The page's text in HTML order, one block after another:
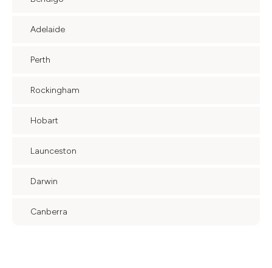
Adelaide
Perth
Rockingham
Hobart
Launceston
Darwin
Canberra